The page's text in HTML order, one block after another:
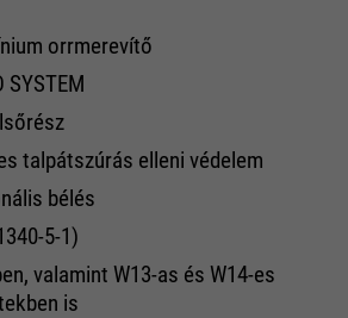
orrmerevítő
SYSTEM
talpátszúrás elleni védelem
bélés
5-1)
valamint W13-as és W14-es
is